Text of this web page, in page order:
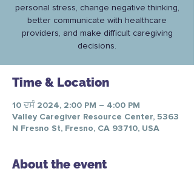
personal stress, change negative thinking,
better communicate with healthcare
providers, and make difficult caregiving
decisions.
Time & Location
10 ਦਸੰ 2024, 2:00 PM – 4:00 PM
Valley Caregiver Resource Center, 5363
N Fresno St, Fresno, CA 93710, USA
About the event